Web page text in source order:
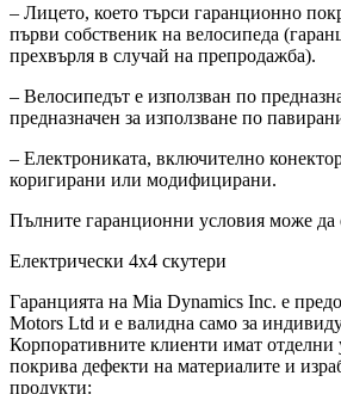
– Лицето, което търси гаранционно
първи собственик на велосипеда
прехвърля в случай на препродажба).
– Велосипедът е използван по
предназначен за използване по
– Електрониката, включително
коригирани или модифицирани.
Пълните гаранционни условия може да
Електрически 4х4 скутери
Гаранцията на Mia Dynamics Inc. е
Motors Ltd и е валидна само за
Корпоративните клиенти имат отделни
покрива дефекти на материалите и
продукти: